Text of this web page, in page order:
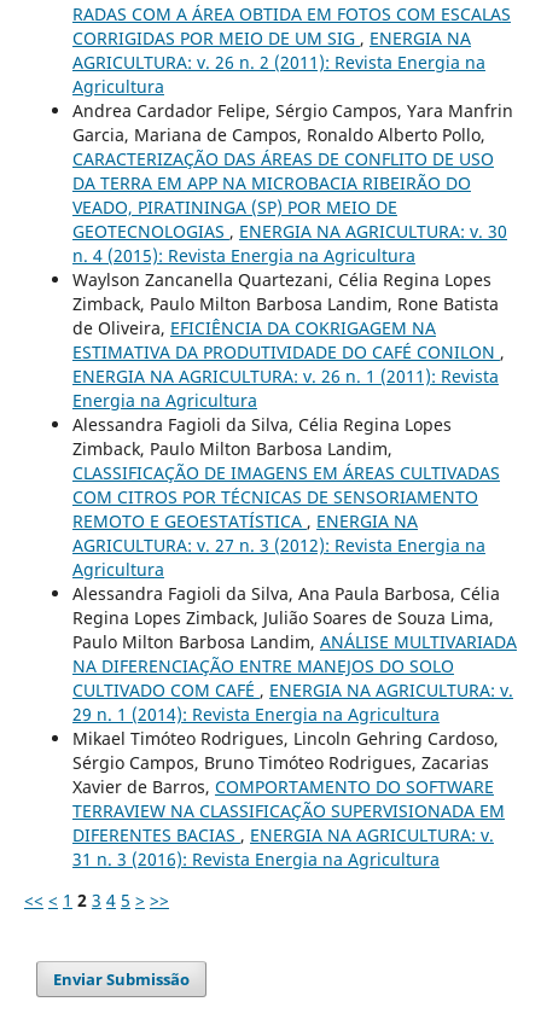
RADAS COM A ÁREA OBTIDA EM FOTOS COM ESCALAS
CORRIGIDAS POR MEIO DE UM SIG , ENERGIA NA
AGRICULTURA: v. 26 n. 2 (2011): Revista Energia na
Agricultura
Andrea Cardador Felipe, Sérgio Campos, Yara Manfrin
Garcia, Mariana de Campos, Ronaldo Alberto Pollo,
CARACTERIZAÇÃO DAS ÁREAS DE CONFLITO DE USO
DA TERRA EM APP NA MICROBACIA RIBEIRÃO DO
VEADO, PIRATININGA (SP) POR MEIO DE
GEOTECNOLOGIAS , ENERGIA NA AGRICULTURA: v. 30
n. 4 (2015): Revista Energia na Agricultura
Waylson Zancanella Quartezani, Célia Regina Lopes
Zimback, Paulo Milton Barbosa Landim, Rone Batista
de Oliveira, EFICIÊNCIA DA COKRIGAGEM NA
ESTIMATIVA DA PRODUTIVIDADE DO CAFÉ CONILON ,
ENERGIA NA AGRICULTURA: v. 26 n. 1 (2011): Revista
Energia na Agricultura
Alessandra Fagioli da Silva, Célia Regina Lopes
Zimback, Paulo Milton Barbosa Landim,
CLASSIFICAÇÃO DE IMAGENS EM ÁREAS CULTIVADAS
COM CITROS POR TÉCNICAS DE SENSORIAMENTO
REMOTO E GEOESTATÍSTICA , ENERGIA NA
AGRICULTURA: v. 27 n. 3 (2012): Revista Energia na
Agricultura
Alessandra Fagioli da Silva, Ana Paula Barbosa, Célia
Regina Lopes Zimback, Julião Soares de Souza Lima,
Paulo Milton Barbosa Landim, ANÁLISE MULTIVARIADA
NA DIFERENCIAÇÃO ENTRE MANEJOS DO SOLO
CULTIVADO COM CAFÉ , ENERGIA NA AGRICULTURA: v.
29 n. 1 (2014): Revista Energia na Agricultura
Mikael Timóteo Rodrigues, Lincoln Gehring Cardoso,
Sérgio Campos, Bruno Timóteo Rodrigues, Zacarias
Xavier de Barros, COMPORTAMENTO DO SOFTWARE
TERRAVIEW NA CLASSIFICAÇÃO SUPERVISIONADA EM
DIFERENTES BACIAS , ENERGIA NA AGRICULTURA: v.
31 n. 3 (2016): Revista Energia na Agricultura
<< < 1 2 3 4 5 > >>
Enviar Submissão